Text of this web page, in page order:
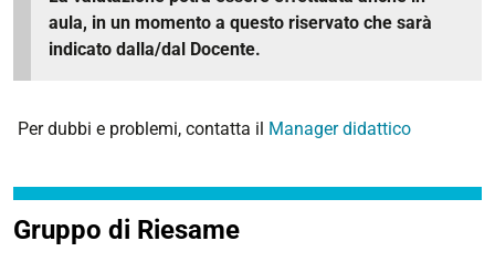
aula, in un momento a questo riservato che sarà
indicato dalla/dal Docente.
Per dubbi e problemi, contatta il Manager didattico
Gruppo di Riesame